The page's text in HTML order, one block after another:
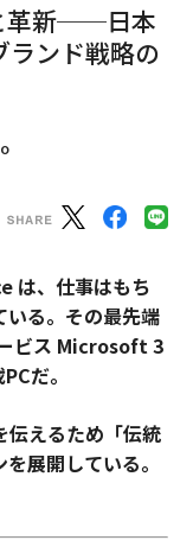
革新──日本
ランド戦略の
は、仕事はもち
いる。その最先端
ビス Microsoft 3
だ。
伝えるため「伝統
展開している。